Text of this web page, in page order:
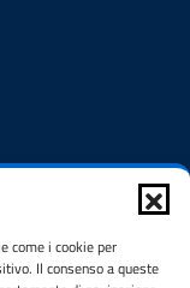
come i cookie per
Il consenso a queste